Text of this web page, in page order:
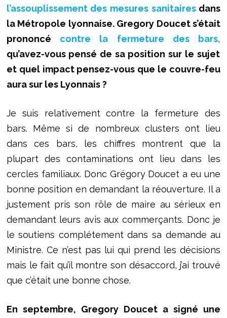
l’assouplissement des mesures sanitaires dans
la Métropole lyonnaise. Gregory Doucet s’était
prononcé contre la fermeture des bars,
qu’avez-vous pensé de sa position sur le sujet
et quel impact pensez-vous que le couvre-feu
aura sur les Lyonnais ?
Je suis relativement contre la fermeture des
bars. Même si de nombreux clusters ont lieu
dans ces bars, les chiffres montrent que la
plupart des contaminations ont lieu dans les
cercles familiaux. Donc Grégory Doucet a eu une
bonne position en demandant la réouverture. Il a
justement pris son rôle de maire au sérieux en
demandant leurs avis aux commerçants. Donc je
le soutiens complétement dans sa demande au
Ministre. Ce n’est pas lui qui prend les décisions
mais le fait qu’il montre son désaccord, j’ai trouvé
que c’était une bonne chose.
En septembre, Gregory Doucet a signé une